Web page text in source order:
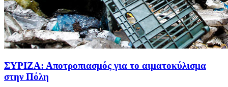
ΣΥΡΙΖΑ: Αποτροπιασμός για το αιματοκύλισμα
στην Πόλη